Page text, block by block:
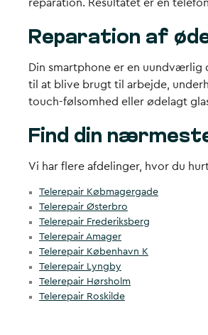
reparation. Resultatet er en
Reparation af
Din smartphone er en uundværlig
til at blive brugt til arbejde,
touch-følsomhed eller ødelagt
Find din
Vi har flere afdelinger, hvor du
Telerepair Købmagergade
Telerepair Østerbro
Telerepair Frederiksberg
Telerepair Amager
Telerepair København K
Telerepair Lyngby
Telerepair Hørsholm
Telerepair Roskilde